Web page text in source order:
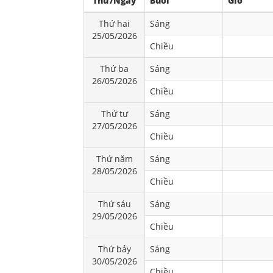
Thứ hai
25/05/2026
Sáng
Chiều
Thứ ba
26/05/2026
Sáng
Chiều
Thứ tư
27/05/2026
Sáng
Chiều
Thứ năm
28/05/2026
Sáng
Chiều
Thứ sáu
29/05/2026
Sáng
Chiều
Thứ bảy
30/05/2026
Sáng